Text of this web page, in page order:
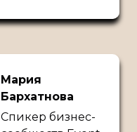
Мария
Бархатнова
Спикер бизнес-